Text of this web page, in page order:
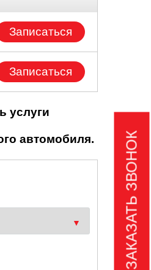
Записаться
Записаться
услуги
автомобиля.
ЗАКАЗАТЬ ЗВОНОК